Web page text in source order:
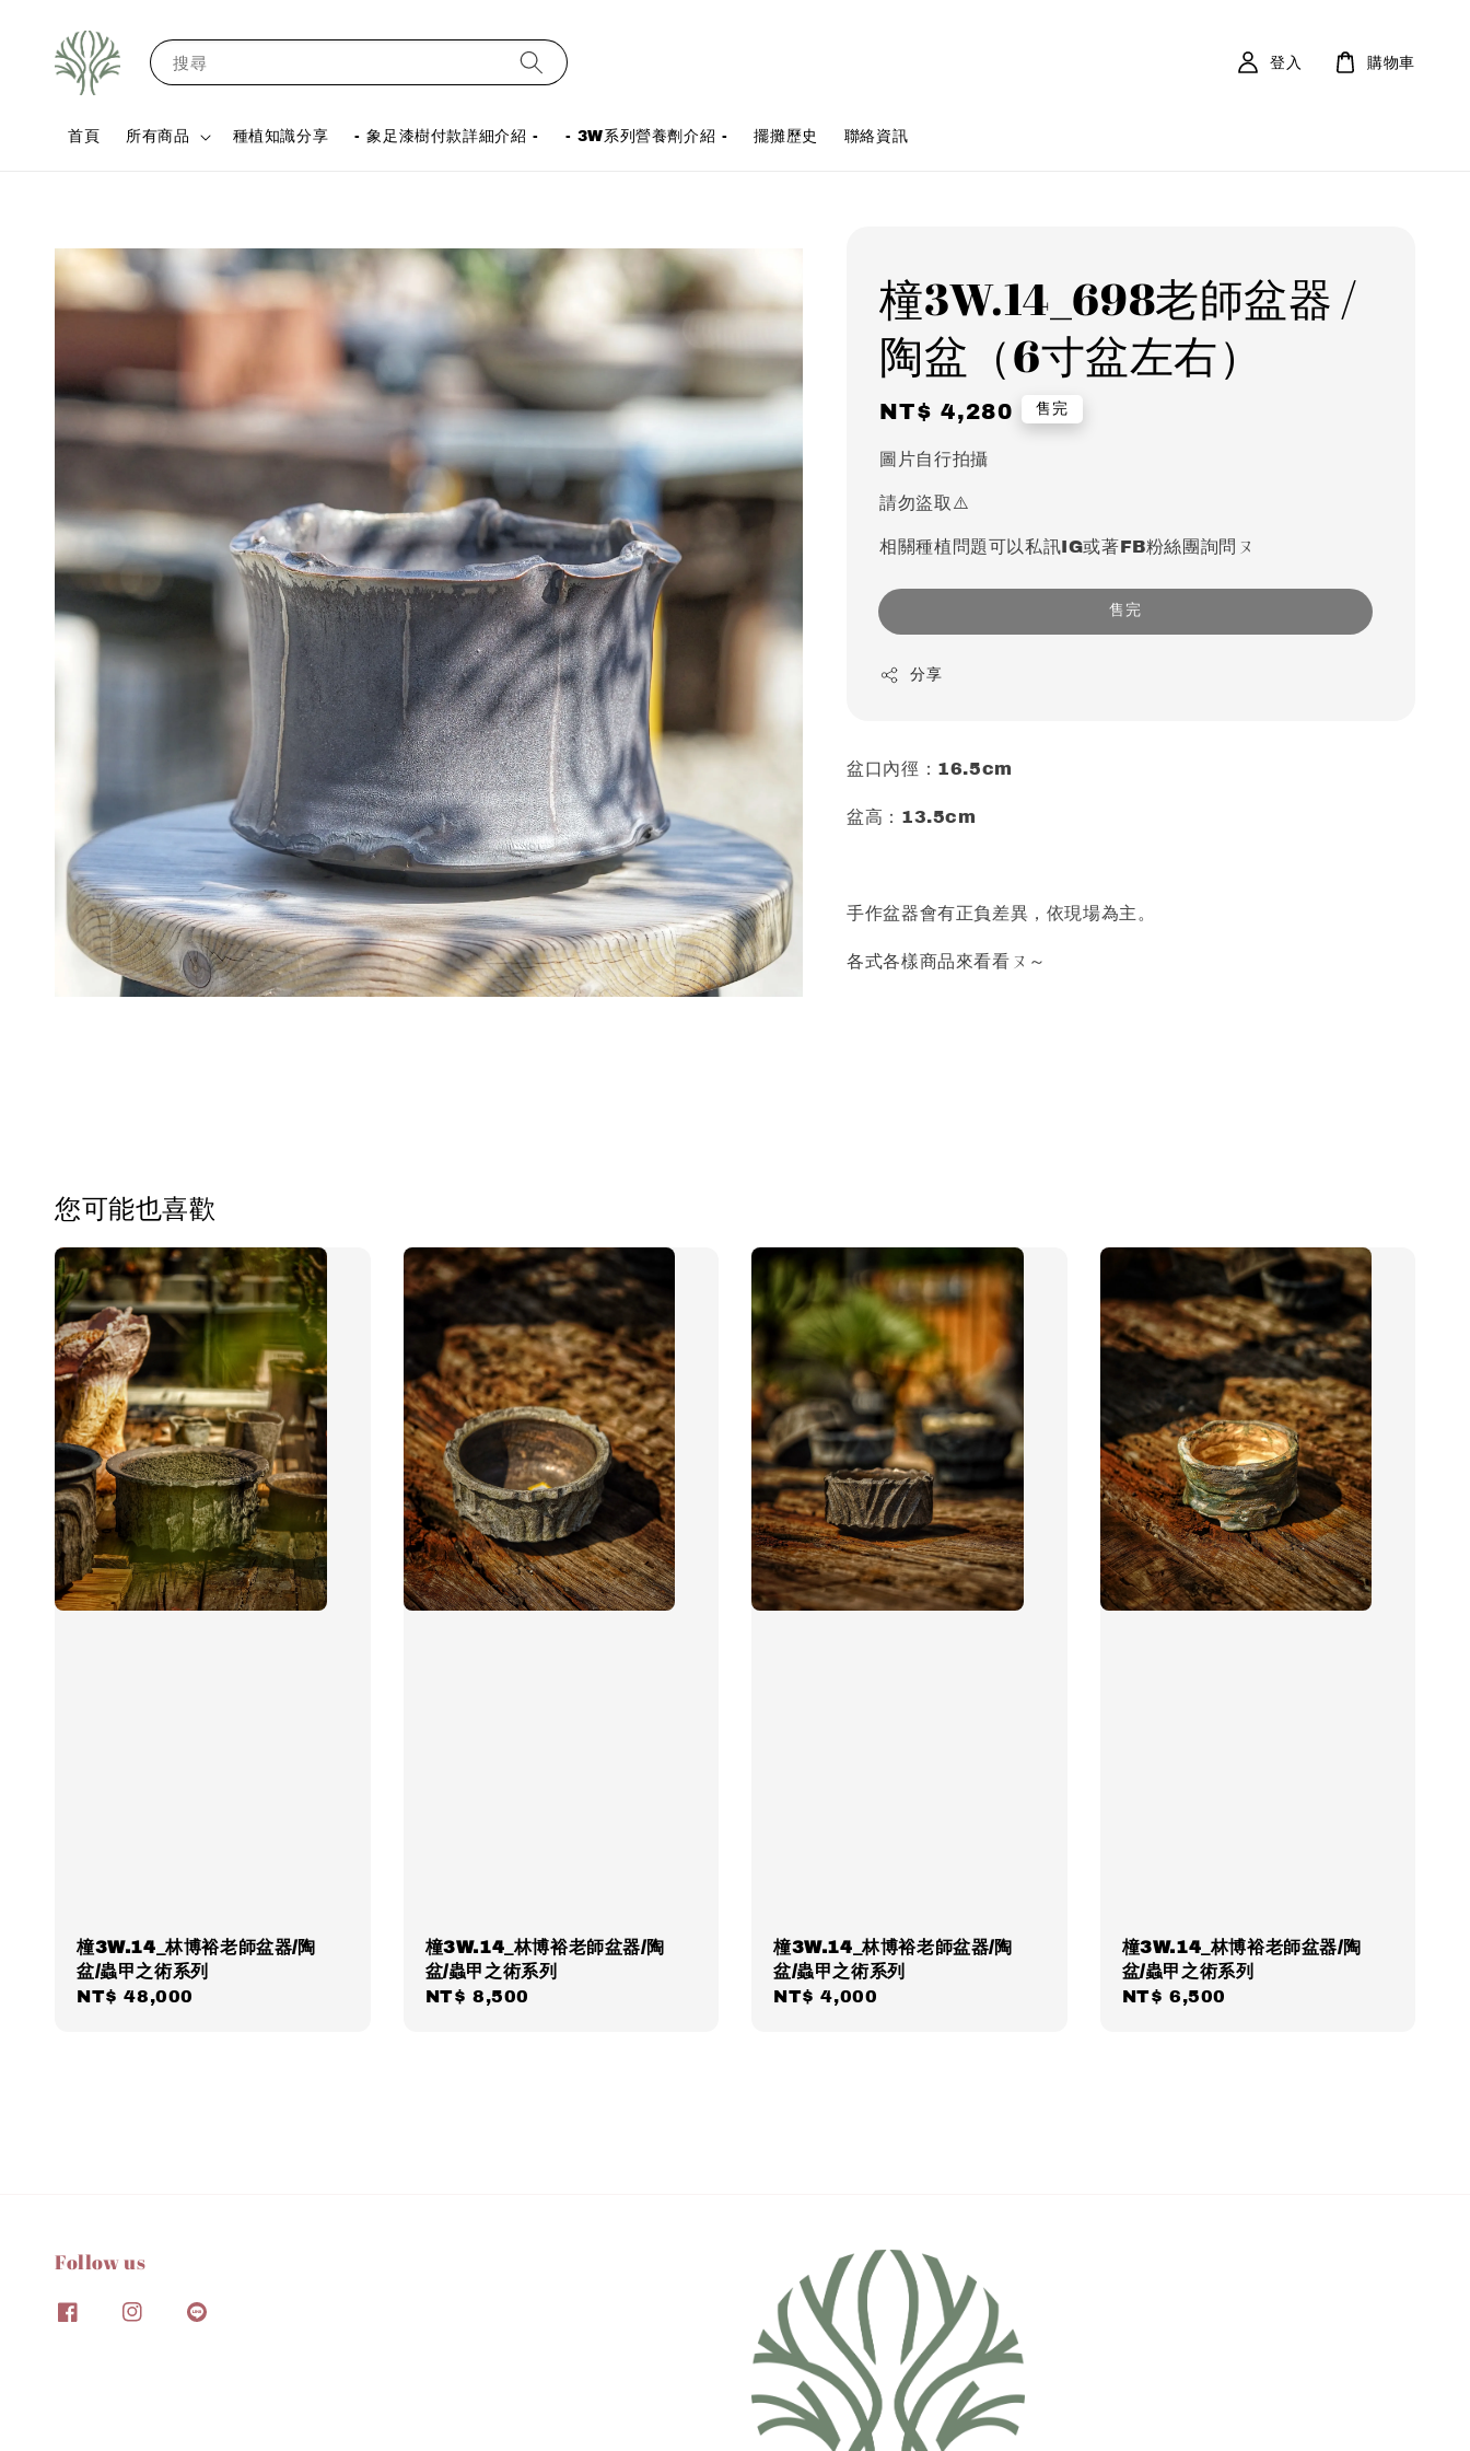
搜尋
首頁 所有商品 種植知識分享 - 象足漆樹付款詳細介紹 - - 3W系列營養劑介紹 - 擺攤歷史 聯絡資訊
登入 購物車
橦3W.14_698老師盆器 /
陶盆（6寸盆左右）
Regular
NT$ 4,280 售完
圖片自行拍攝
請勿盜取⚠️
相關種植問題可以私訊IG或著FB粉絲團詢問ㄡ
售完
分享
盆口內徑：16.5cm
盆高：13.5cm
手作盆器會有正負差異，依現場為主。
各式各樣商品來看看ㄡ～
您可能也喜歡
橦3W.14_林博裕老師盆器/陶
盆/蟲甲之術系列
Regular
NT$ 48,000
橦3W.14_林博裕老師盆器/陶
盆/蟲甲之術系列
Regular
NT$ 8,500
橦3W.14_林博裕老師盆器/陶
盆/蟲甲之術系列
Regular
NT$ 4,000
橦3W.14_林博裕老師盆器/陶
盆/蟲甲之術系列
Regular
NT$ 6,500
Follow us